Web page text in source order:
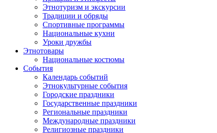
Этнотуризм и экскурсии
Традиции и обряды
Спортивные программы
Национальные кухни
Уроки дружбы
Этнотовары
Национальные костюмы
События
Календарь событий
Этнокультурные события
Городские праздники
Государственные праздники
Региональные праздники
Международные праздники
Религиозные праздники